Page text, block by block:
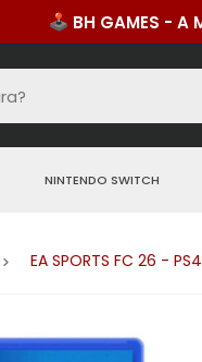
NINTENDO SWITCH
EA SPORTS FC 26 - PS4